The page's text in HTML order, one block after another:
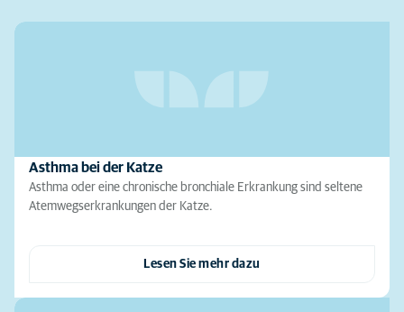
Asthma bei der Katze
Asthma oder eine chronische bronchiale Erkrankung sind seltene
Atemwegserkrankungen der Katze.
Lesen Sie mehr dazu